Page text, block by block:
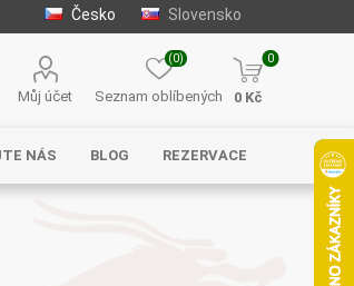
Česko Slovensko
Můj účet Seznam oblíbených
(0) 0
0 Kč
NÁS BLOG REZERVACE